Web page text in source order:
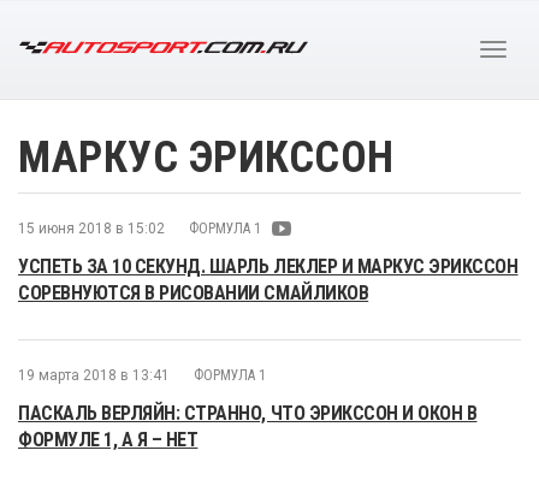
МАРКУС ЭРИКССОН
15 июня 2018 в 15:02 ФОРМУЛА 1
УСПЕТЬ ЗА 10 СЕКУНД. ШАРЛЬ ЛЕКЛЕР И МАРКУС ЭРИКССОН
СОРЕВНУЮТСЯ В РИСОВАНИИ СМАЙЛИКОВ
19 марта 2018 в 13:41 ФОРМУЛА 1
ПАСКАЛЬ ВЕРЛЯЙН: СТРАННО, ЧТО ЭРИКССОН И ОКОН В
ФОРМУЛЕ 1, А Я – НЕТ